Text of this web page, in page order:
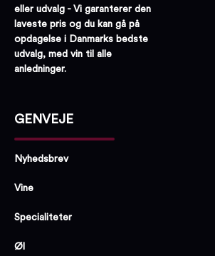
eller udvalg - Vi garanterer den
laveste pris og du kan gå på
opdagelse i Danmarks bedste
udvalg, med vin til alle
anledninger.
GENVEJE
Nyhedsbrev
Vine
Specialiteter
Øl